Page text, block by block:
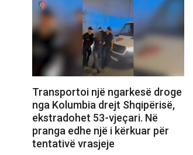
Transportoi një ngarkesë droge
nga Kolumbia drejt Shqipërisë,
ekstradohet 53-vjeçari. Në
pranga edhe një i kërkuar për
tentativë vrasjeje